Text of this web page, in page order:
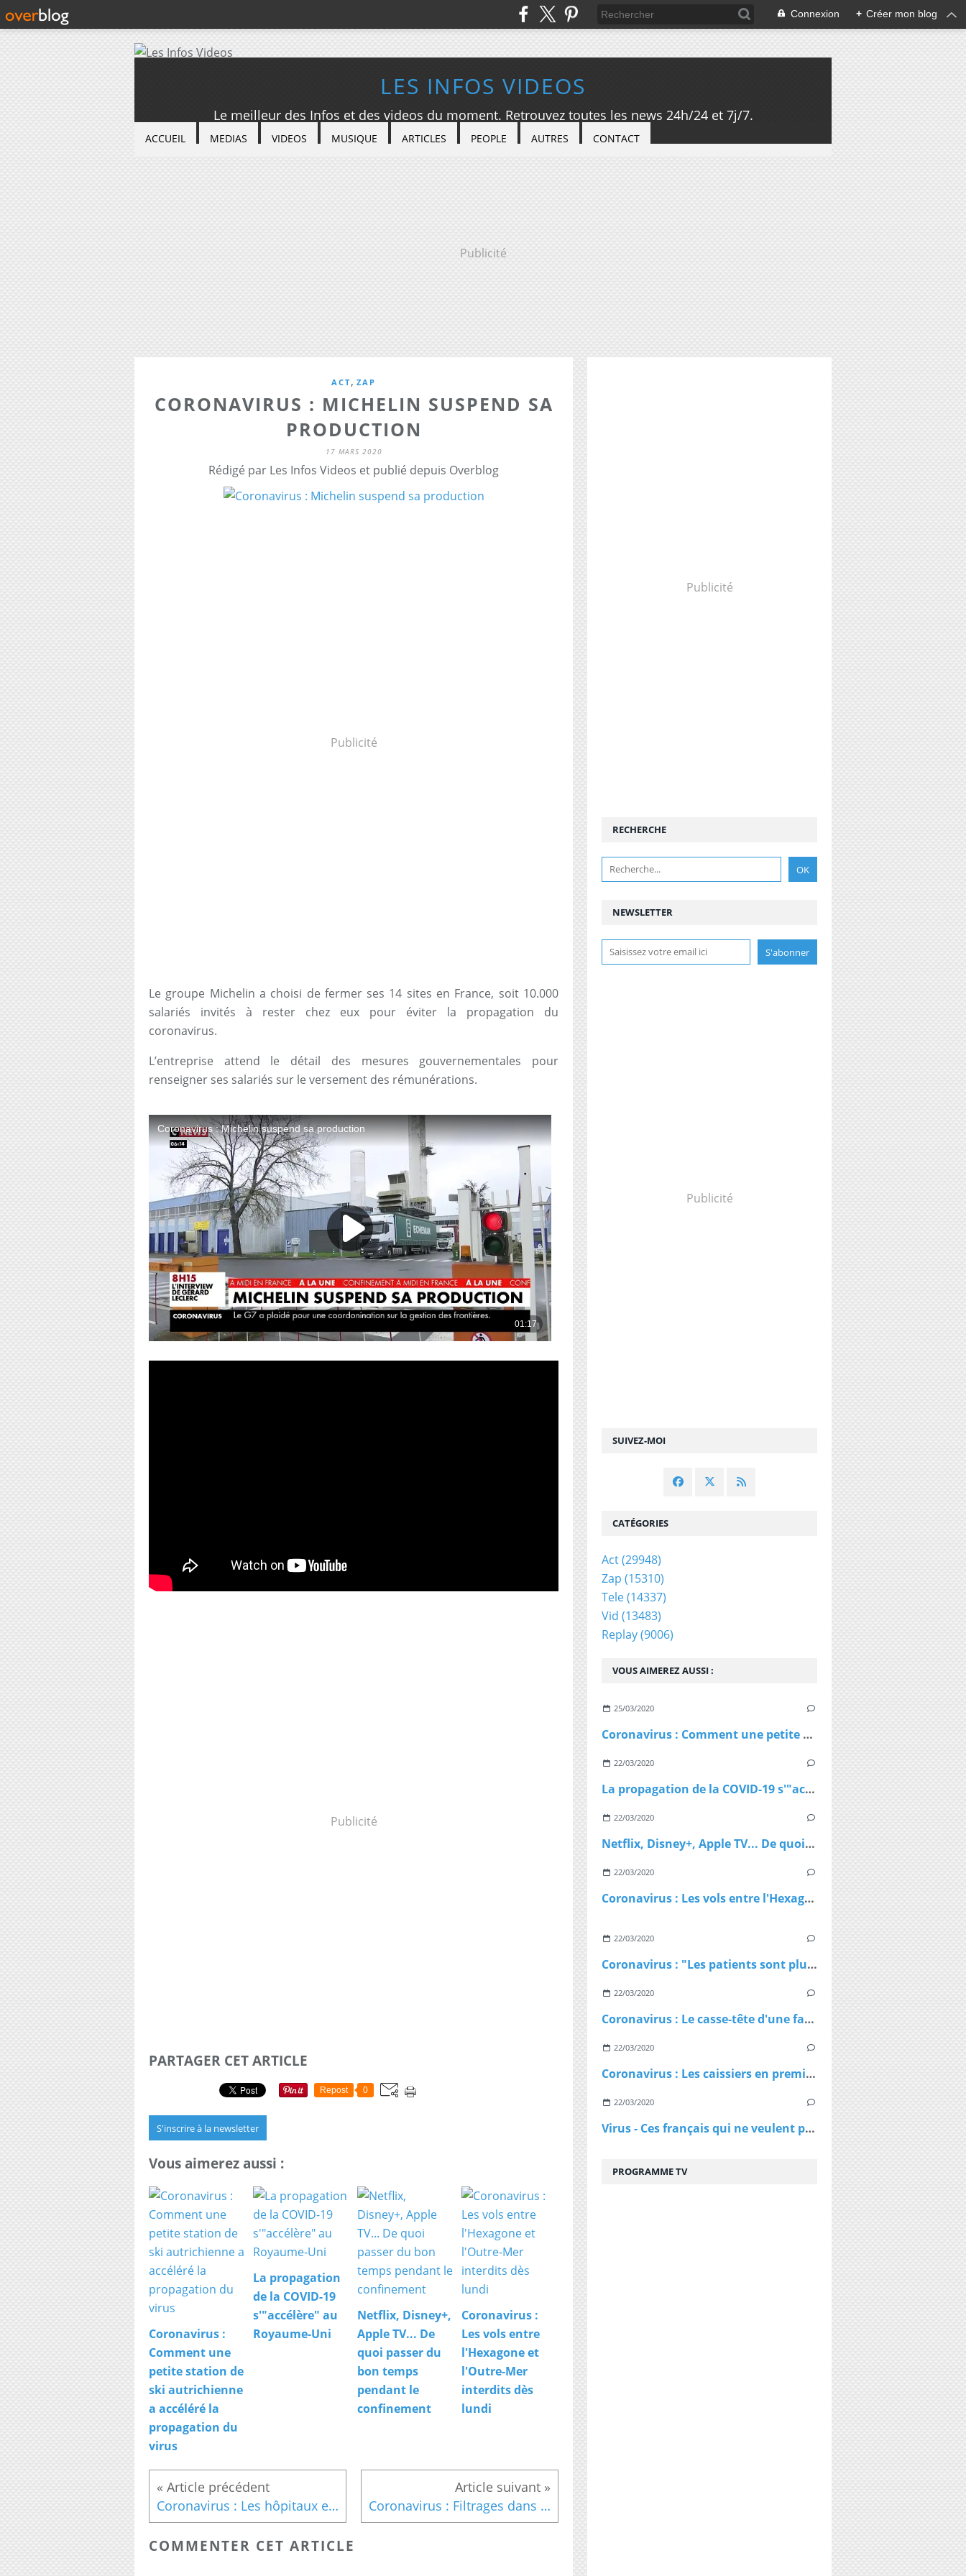
Connexion + Créer mon blog
LES INFOS VIDEOS
Le meilleur des Infos et des videos du moment. Retrouvez toutes les news 24h/24 et 7j/7.
ACCUEIL MEDIAS VIDEOS MUSIQUE ARTICLES PEOPLE AUTRES CONTACT
Publicité
ACT, ZAP
CORONAVIRUS : MICHELIN SUSPEND SA
PRODUCTION
17 MARS 2020
Rédigé par Les Infos Videos et publié depuis Overblog
Publicité
Le groupe Michelin a choisi de fermer ses 14 sites en France, soit 10.000
salariés invités à rester chez eux pour éviter la propagation du
coronavirus.
L’entreprise attend le détail des mesures gouvernementales pour
renseigner ses salariés sur le versement des rémunérations.
Publicité
PARTAGER CET ARTICLE
Repost 0
S'inscrire à la newsletter
Vous aimerez aussi :
Coronavirus :
Comment une
petite station de
ski autrichienne
a accéléré la
propagation du
virus
La propagation
de la COVID-19
s'"accélère" au
Royaume-Uni
Netflix, Disney+,
Apple TV... De
quoi passer du
bon temps
pendant le
confinement
Coronavirus :
Les vols entre
l'Hexagone et
l'Outre-Mer
interdits dès
lundi
Coronavirus : Les hôpitaux en première ligne Coronavirus : Filtrages dans certains supermarchés
COMMENTER CET ARTICLE
Publicité
NEWSLETTER
SUIVEZ-MOI
RECHERCHE
Publicité
VOUS AIMEREZ AUSSI :
25/03/2020
Coronavirus : Comment une petite station de ski autrichienne a accéléré la propagation du virus
22/03/2020
La propagation de la COVID-19 s'"accélère" au Royaume-Uni
22/03/2020
Netflix, Disney+, Apple TV... De quoi passer du bon temps pendant le confinement
22/03/2020
Coronavirus : Les vols entre l'Hexagone et l'Outre-Mer interdits dès lundi
22/03/2020
Coronavirus : "Les patients sont plus jeunes que ce qu'on nous avait dit", affirme Patrick Pelloux
22/03/2020
Coronavirus : Le casse-tête d'une famille confinée dans un petit appartement
22/03/2020
Coronavirus : Les caissiers en première ligne et peu protégés
22/03/2020
Virus - Ces français qui ne veulent pas rester chez eux et qui ne comprennent pas les ordres des policiers
CATÉGORIES
Act(29948)
Zap (15310)
Tele(14337)
Vid (13483)
Replay(9006)
PROGRAMME TV